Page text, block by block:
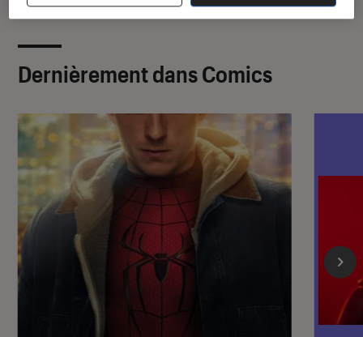
Dernièrement dans Comics